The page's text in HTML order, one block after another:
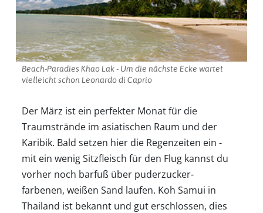
Beach-Paradies Khao Lak - Um die nächste Ecke wartet
vielleicht schon Leonardo di Caprio
Der März ist ein perfekter Monat für die
Traumstrände im asiatischen Raum und der
Karibik. Bald setzen hier die Regenzeiten ein -
mit ein wenig Sitzfleisch für den Flug kannst du
vorher noch barfuß über puderzucker-
farbenen, weißen Sand laufen. Koh Samui in
Thailand ist bekannt und gut erschlossen, dies